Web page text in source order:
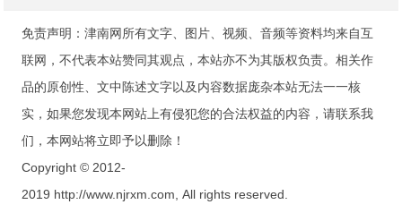
免责声明：津南网所有文字、图片、视频、音频等资料均来自互
联网，不代表本站赞同其观点，本站亦不为其版权负责。相关作
品的原创性、文中陈述文字以及内容数据庞杂本站无法一一核
实，如果您发现本网站上有侵犯您的合法权益的内容，请联系我
们，本网站将立即予以删除！
Copyright © 2012-
2019 http://www.njrxm.com, All rights reserved.